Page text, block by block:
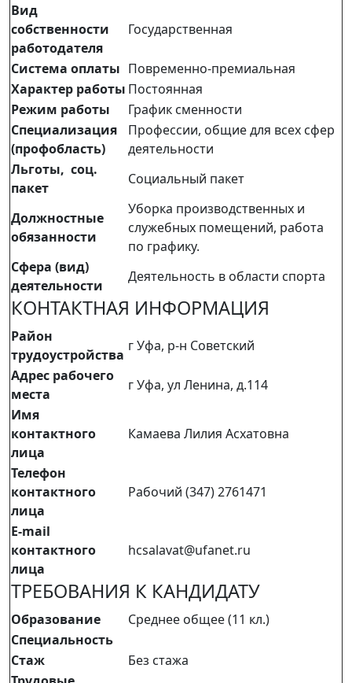
Вид
собственности
работодателя
Государственная
Система оплаты Повременно-премиальная
Характер работы Постоянная
Режим работы
График сменности
Специализация
(профобласть)
Профессии, общие для всех сфер
деятельности
Льготы, соц.
пакет
Социальный пакет
Должностные
обязанности
Уборка производственных и
служебных помещений, работа
по графику.
Сфера (вид)
деятельности
Деятельность в области спорта
КОНТАКТНАЯ ИНФОРМАЦИЯ
Район
трудоустройства
г Уфа, р-н Советский
Адрес рабочего
места
г Уфа, ул Ленина, д.114
Имя
контактного
лица
Камаева Лилия Асхатовна
Телефон
контактного
лица
Рабочий (347) 2761471
E-mail
контактного
лица
hcsalavat@ufanet.ru
ТРЕБОВАНИЯ К КАНДИДАТУ
Образование
Среднее общее (11 кл.)
Специальность
Стаж
Без стажа